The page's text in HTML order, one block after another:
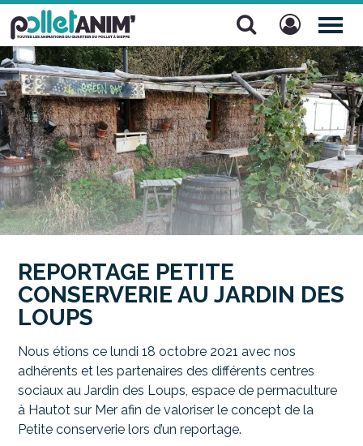
Pollet Anim'
REPORTAGE PETITE
CONSERVERIE AU JARDIN DES
LOUPS
Nous étions ce lundi 18 octobre 2021 avec nos
adhérents et les partenaires des différents centres
sociaux au Jardin des Loups, espace de permaculture
à Hautot sur Mer afin de valoriser le concept de la
Petite conserverie lors d’un reportage.